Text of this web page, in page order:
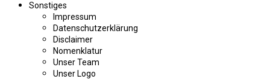
Sonstiges
Impressum
Datenschutzerklärung
Disclaimer
Nomenklatur
Unser Team
Unser Logo